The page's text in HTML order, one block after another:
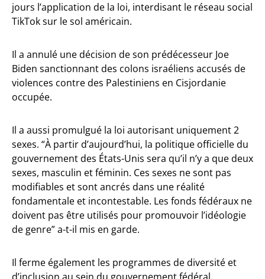
jours l’application de la loi, interdisant le réseau social
TikTok sur le sol américain.
Il a annulé une décision de son prédécesseur Joe
Biden sanctionnant des colons israéliens accusés de
violences contre des Palestiniens en Cisjordanie
occupée.
Il a aussi promulgué la loi autorisant uniquement 2
sexes. “À partir d’aujourd’hui, la politique officielle du
gouvernement des États-Unis sera qu’il n’y a que deux
sexes, masculin et féminin. Ces sexes ne sont pas
modifiables et sont ancrés dans une réalité
fondamentale et incontestable. Les fonds fédéraux ne
doivent pas être utilisés pour promouvoir l’idéologie
de genre” a-t-il mis en garde.
Il ferme également les programmes de diversité et